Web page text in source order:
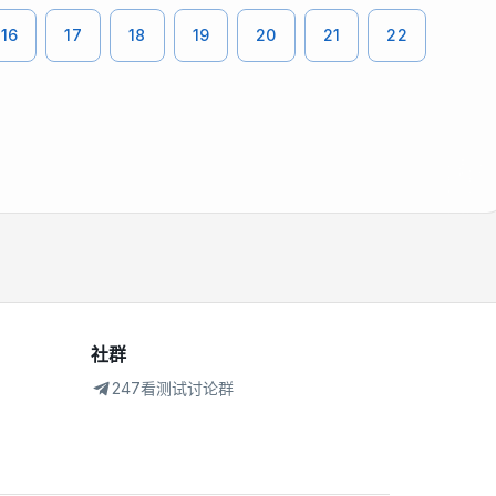
16 17 18 19 20 21 22
社群
247看测试讨论群